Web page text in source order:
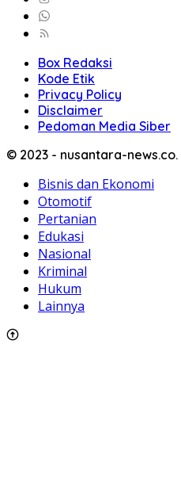
Box Redaksi
Kode Etik
Privacy Policy
Disclaimer
Pedoman Media Siber
© 2023 - nusantara-
Bisnis dan Ekonomi
Otomotif
Pertanian
Edukasi
Nasional
Kriminal
Hukum
Lainnya